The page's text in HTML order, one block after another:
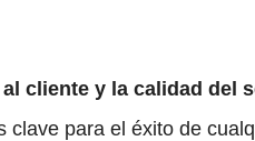
cliente y la calidad del
clave para el éxito de